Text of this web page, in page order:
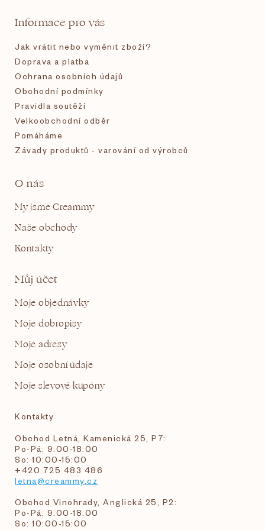
Informace pro vás
Jak vrátit nebo vyměnit zboží?
Doprava a platba
Ochrana osobních údajů
Obchodní podmínky
Pravidla soutěží
Velkoobchodní odběr
Pomáháme
Závady produktů - varování od výrobců
O nás
My jsme Creammy
Naše obchody
Kontakty
Můj účet
Moje objednávky
Moje dobropisy
Moje adresy
Moje osobní údaje
Moje slevové kupóny
Kontakty
Obchod Letná, Kamenická 25, P7:
Po-Pá: 9:00-18:00
So: 10:00-15:00
+420 725 483 486
letna@creammy.cz
Obchod Vinohrady, Anglická 25, P2:
Po-Pá: 9:00-18:00
So: 10:00-15:00